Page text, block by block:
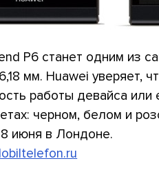
P6 станет одним из
мм. Huawei уверяет,
работы девайса или
черном, белом и
июня в Лондоне.